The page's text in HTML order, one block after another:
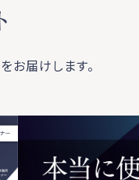
お届けします。